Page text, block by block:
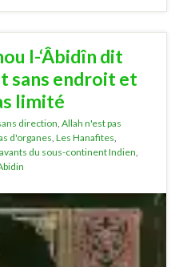
l-‘Âbidîn dit
sans endroit et
limité
direction, Allah n'est pas
d'organes, Les Hanafites,
du sous-continent Indien,